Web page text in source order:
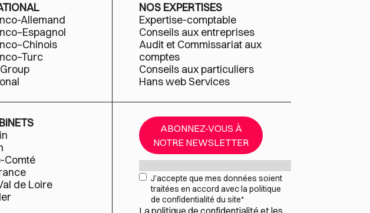
Allemand
NOS EXPERTISES
Expertise-comptable
Conseils aux entreprises
Audit et Commissariat aux
comptes
Conseils aux particuliers
Hans web Services
Comté
de Loire
ABONNEZ-VOUS À
NOTRE NEWSLETTER
RGPD*
J’accepte que mes données soient
traitées en accord avec la politique
de confidentialité du site*